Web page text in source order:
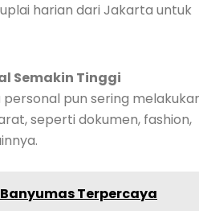
harian dari Jakarta untuk
Semakin Tinggi
pun sering
seperti dokumen, fashion,
Terpercaya